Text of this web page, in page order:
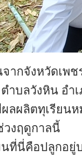
ากจังหวัดเพ
ำบลวังหิน อำ
ลผลิตทุเรียน
วงฤดูกาลนี้
ที่นี่คือปลูกอยู่